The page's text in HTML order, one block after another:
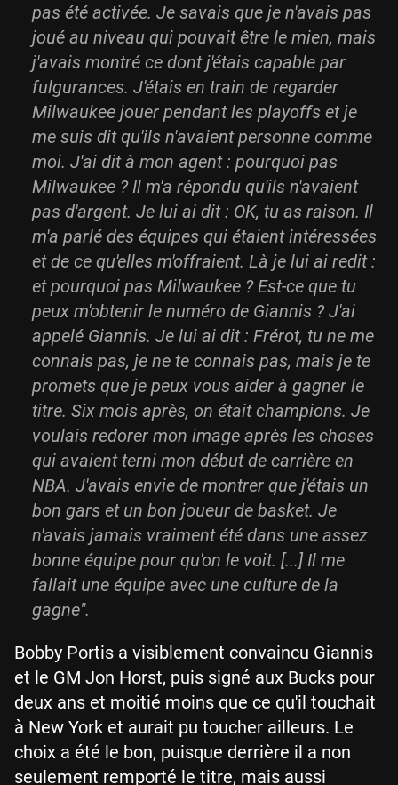
pas été activée. Je savais que je n'avais pas
joué au niveau qui pouvait être le mien, mais
j'avais montré ce dont j'étais capable par
fulgurances. J'étais en train de regarder
Milwaukee jouer pendant les playoffs et je
me suis dit qu'ils n'avaient personne comme
moi. J'ai dit à mon agent : pourquoi pas
Milwaukee ? Il m'a répondu qu'ils n'avaient
pas d'argent. Je lui ai dit : OK, tu as raison. Il
m'a parlé des équipes qui étaient intéressées
et de ce qu'elles m'offraient. Là je lui ai redit :
et pourquoi pas Milwaukee ? Est-ce que tu
peux m'obtenir le numéro de Giannis ? J'ai
appelé Giannis. Je lui ai dit : Frérot, tu ne me
connais pas, je ne te connais pas, mais je te
promets que je peux vous aider à gagner le
titre. Six mois après, on était champions. Je
voulais redorer mon image après les choses
qui avaient terni mon début de carrière en
NBA. J'avais envie de montrer que j'étais un
bon gars et un bon joueur de basket. Je
n'avais jamais vraiment été dans une assez
bonne équipe pour qu'on le voit. [...] Il me
fallait une équipe avec une culture de la
gagne".
Bobby Portis a visiblement convaincu Giannis
et le GM Jon Horst, puis signé aux Bucks pour
deux ans et moitié moins que ce qu'il touchait
à New York et aurait pu toucher ailleurs. Le
choix a été le bon, puisque derrière il a non
seulement remporté le titre, mais aussi